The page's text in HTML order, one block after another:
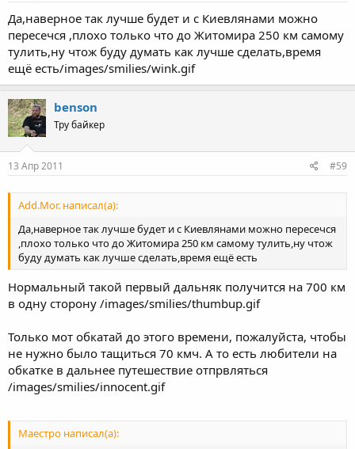
Да,наверное так лучше будет и с Киевлянами можно
пересечся ,плохо только что до Житомира 250 км самому
тулить,ну чтож буду думать как лучше сделать,время
ещё есть/images/smilies/wink.gif
benson
Тру байкер
13 Апр 2011 #59
Add.Mor. написал(а):
Да,наверное так лучше будет и с Киевлянами можно пересечся
,плохо только что до Житомира 250 км самому тулить,ну чтож
буду думать как лучше сделать,время ещё есть
Нормальный такой первый дальняк получится на 700 км
в одну сторону /images/smilies/thumbup.gif
Только мот обкатай до этого времени, пожалуйста, чтобы
не нужно было тащиться 70 кмч. А то есть любители на
обкатке в дальнее путешествие отпрвляться
/images/smilies/innocent.gif
Маестро написал(а):